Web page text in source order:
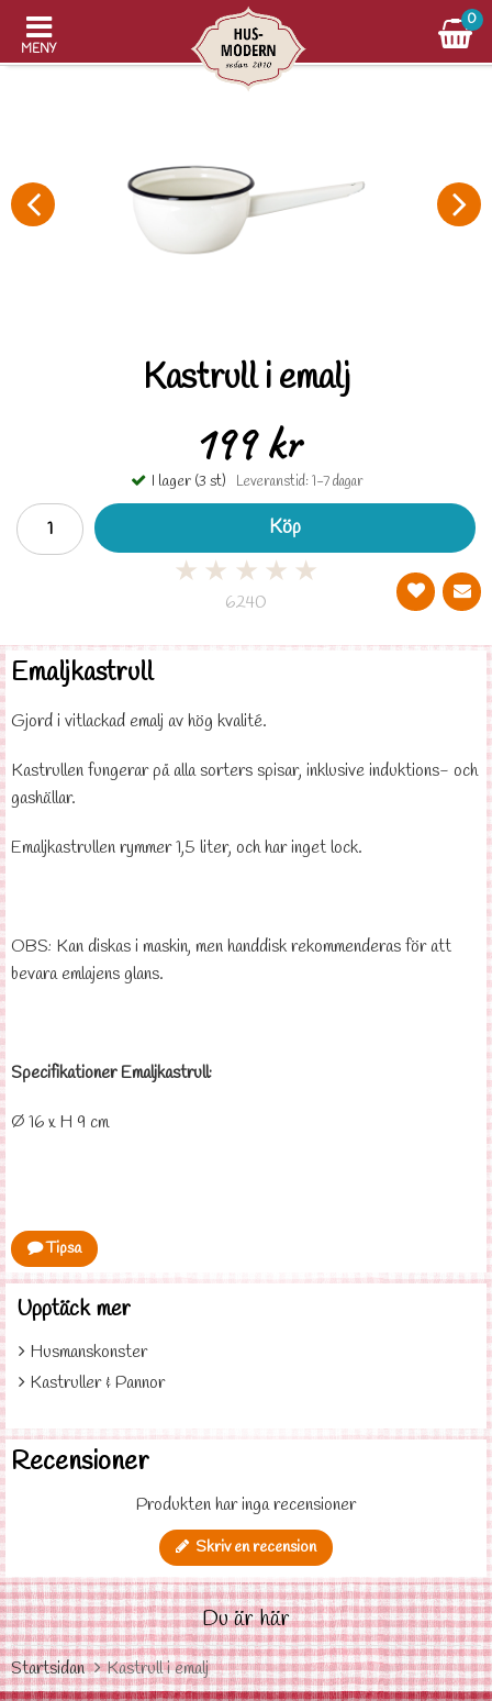
MENY
0
Kastrull i emalj
199 kr
I lager (3 st) Leveranstid: 1-7 dagar
Köp
★ ★ ★ ★ ★
6240
Emaljkastrull
Gjord i vitlackad emalj av hög kvalité.
Kastrullen fungerar på alla sorters spisar, inklusive induktions- och
gashällar.
Emaljkastrullen rymmer 1,5 liter, och har inget lock.
OBS: Kan diskas i maskin, men handdisk rekommenderas för att
bevara emlajens glans.
Specifikationer Emaljkastrull:
Ø 16 x H 9 cm
Tipsa
Upptäck mer
Husmanskonster
Kastruller & Pannor
Recensioner
Produkten har inga recensioner
Skriv en recension
Du är här
Startsidan Kastrull i emalj